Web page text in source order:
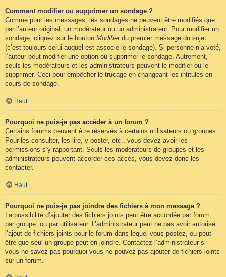
Comment modifier ou supprimer un sondage ?
Comme pour les messages, les sondages ne peuvent être modifiés que
par l’auteur original, un modérateur ou un administrateur. Pour modifier un
sondage, cliquez sur le bouton Modifierdu premier message du sujet
(c’est toujours celui auquel est associé le sondage). Si personne n’a voté,
l’auteur peut modifier une option ou supprimer le sondage. Autrement,
seuls les modérateurs et les administrateurs peuvent le modifier ou le
supprimer. Ceci pour empêcher le trucage en changeant les intitulés en
cours de sondage.
Haut
Pourquoi ne puis-je pas accéder à un forum ?
Certains forums peuvent être réservés à certains utilisateurs ou groupes.
Pour les consulter, les lire, y poster, etc., vous devez avoir les
permissions s’y rapportant. Seuls les modérateurs de groupes et les
administrateurs peuvent accorder ces accès, vous devez donc les
contacter.
Haut
Pourquoi ne puis-je pas joindre des fichiers à mon message ?
La possibilité d’ajouter des fichiers joints peut être accordée par forum,
par groupe, ou par utilisateur. L’administrateur peut ne pas avoir autorisé
l’ajout de fichiers joints pour le forum dans lequel vous postez, ou peut-
être que seul un groupe peut en joindre. Contactez l’administrateur si
vous ne savez pas pourquoi vous ne pouvez pas ajouter de fichiers joints
sur un forum.